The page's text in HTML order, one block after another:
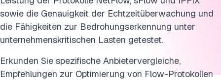
sowie die Genauigkeit der Echtzeitüberwachung und
die Fähigkeiten zur Bedrohungserkennung unter
unternehmenskritischen Lasten getestet.
Erkunden Sie spezifische Anbietervergleiche,
Empfehlungen zur Optimierung von Flow-Protokollen